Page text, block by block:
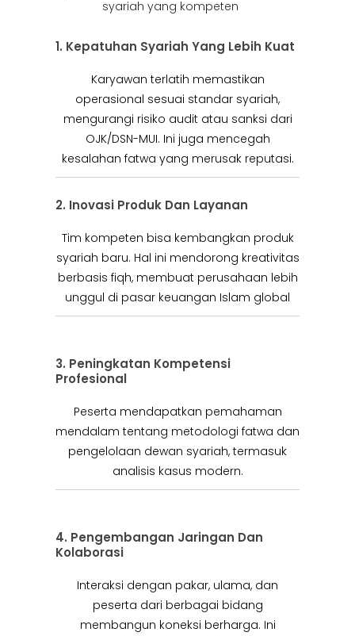
syariah yang kompeten
1. Kepatuhan Syariah Yang Lebih Kuat
Karyawan terlatih memastikan
operasional sesuai standar syariah,
mengurangi risiko audit atau sanksi dari
OJK/DSN-MUI. Ini juga mencegah
kesalahan fatwa yang merusak reputasi.
2. Inovasi Produk Dan Layanan
Tim kompeten bisa kembangkan produk
syariah baru. Hal ini mendorong kreativitas
berbasis fiqh, membuat perusahaan lebih
unggul di pasar keuangan Islam global
3. Peningkatan Kompetensi
Profesional
Peserta mendapatkan pemahaman
mendalam tentang metodologi fatwa dan
pengelolaan dewan syariah, termasuk
analisis kasus modern.
4. Pengembangan Jaringan Dan
Kolaborasi
Interaksi dengan pakar, ulama, dan
peserta dari berbagai bidang
membangun koneksi berharga. Ini